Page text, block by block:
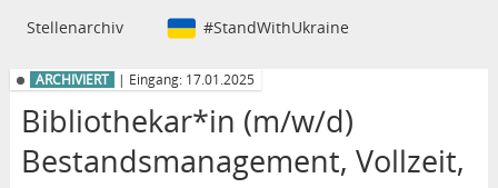
Stellenarchiv #StandWithUkraine
ARCHIVIERT | Eingang: 17.01.2025
Bibliothekar*in (m/w/d)
Bestandsmanagement, Vollzeit,